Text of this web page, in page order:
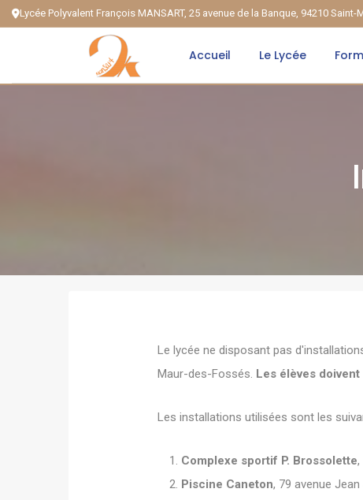
Lycée Polyvalent François MANSART, 25 avenue de la Banque, 94210
Accueil Le Lycée
Le lycée ne disposant pas
Maur-des-Fossés. Les élèves
Les installations utilisées sont les
Complexe sportif P. Brossolette,
Piscine Caneton, 79 avenue